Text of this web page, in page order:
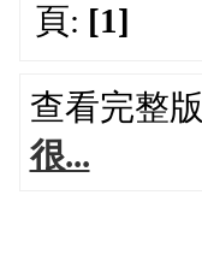
頁: [1]
查看完整
很...